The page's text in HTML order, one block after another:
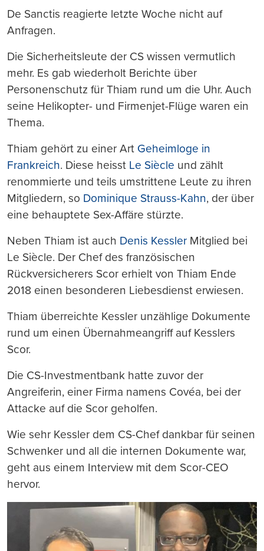
De Sanctis reagierte letzte Woche nicht auf
Anfragen.
Die Sicherheitsleute der CS wissen vermutlich
mehr. Es gab wiederholt Berichte über
Personenschutz für Thiam rund um die Uhr. Auch
seine Helikopter- und Firmenjet-Flüge waren ein
Thema.
Thiam gehört zu einer Art Geheimloge in
Frankreich. Diese heisst Le Siècle und zählt
renommierte und teils umstrittene Leute zu ihren
Mitgliedern, so Dominique Strauss-Kahn, der über
eine behauptete Sex-Affäre stürzte.
Neben Thiam ist auch Denis Kessler Mitglied bei
Le Siècle. Der Chef des französischen
Rückversicherers Scor erhielt von Thiam Ende
2018 einen besonderen Liebesdienst erwiesen.
Thiam überreichte Kessler unzählige Dokumente
rund um einen Übernahmeangriff auf Kesslers
Scor.
Die CS-Investmentbank hatte zuvor der
Angreiferin, einer Firma namens Covéa, bei der
Attacke auf die Scor geholfen.
Wie sehr Kessler dem CS-Chef dankbar für seinen
Schwenker und all die internen Dokumente war,
geht aus einem Interview mit dem Scor-CEO
hervor.